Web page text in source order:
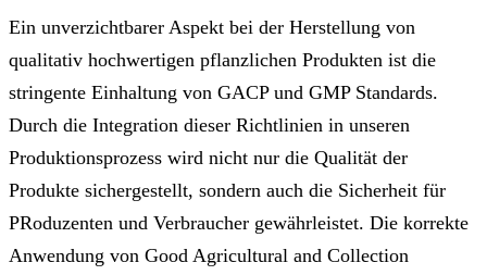
Ein unverzichtbarer Aspekt bei der Herstellung von
qualitativ hochwertigen pflanzlichen Produkten ist die
stringente Einhaltung von GACP und GMP Standards.
Durch die Integration dieser Richtlinien in unseren
Produktionsprozess wird nicht nur die Qualität der
Produkte sichergestellt, sondern auch die Sicherheit für
PRoduzenten und Verbraucher gewährleistet. Die korrekte
Anwendung von Good Agricultural and Collection